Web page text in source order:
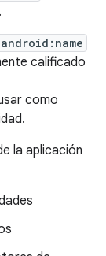
android:name
calificado
como
la aplicación